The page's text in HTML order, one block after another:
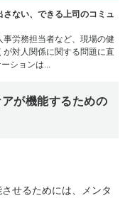
ない、できる上司のコミュ
労務担当者など、現場の健
が対人関係に関する問題に直
ションは...
が機能するための
せるためには、メンタ